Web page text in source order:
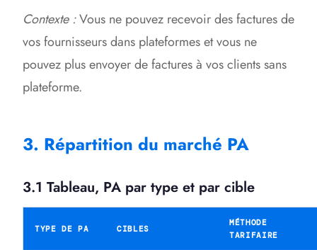
Contexte :Vous ne pouvez recevoir des factures de
vos fournisseurs dans plateformes et vous ne
pouvez plus envoyer de factures à vos clients sans
plateforme.
3. Répartition du marché PA
3.1 Tableau, PA par type et par cible
TYPE DE PA CIBLES
MÉTHODE
TARIFAIRE